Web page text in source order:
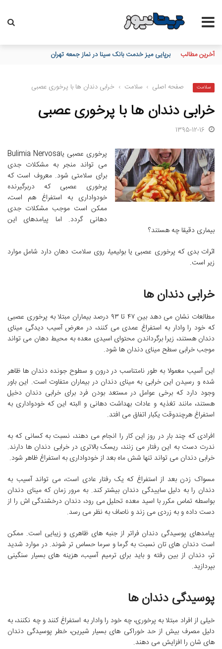
آخرین مطالب تاکید مدیرعامل بانک مسکن بر نقش خبرنگاران در اعتمادسازی و
سلامت صفحه اصلی › سلامت › خرابی دندان ها با پرخوری عصبی
خرابی دندان ها با پرخوری عصبی
1395-12-16
پرخوری عصبی یاBulimia Nervosa
می تواند منجر به مشکلات جدی
برای سلامتی شود. معروف است که
پرخوری عصبی که دربرگیرنده
خودواداری به استفراغ هم است،
ممکن است موجب مشکلات جدی
دهانی گردد. اما پیامدهای این
بیماری دقیقا چه هستند؟
اثرات بدی که پرخوری عصبی یا بولیمیا، روی سلامت دهان دارد شامل موارد
زیر است.
خرابی دندان ها
مطالعات نشان می دهد بین ۴۷ تا ۹۳ درصد بیماران مبتلا به پرخوری عصبی
که خود را وادار به استفراغ عمدی می کنند، در معرض آسیب دیدگی مینای
دندان هستند، زیرا برگرداندن محتوای اسیدی معده به محیط دهان می تواند
موجب خرابی سطح مینای دندان ها شود.
این آسیب معمولا به طور نامتناسب در درون و سطوح جونده دندان ها ظاهر
شده و رسیدن این خرابی به مینای دندان در بیماران متفاوت است. این باور
وجود دارد که برخی عوامل در مستعد بودن فرد برای خرابی دندان دخیل
هستند، مانند تغذیه و عادات بهداشت دهانی و البته این که خودواداری به
استفراغ هرچندوقت یکبار اتفاق می افتد.
افرادی که چند بار در روز این کار را انجام می دهند، نسبت به کسانی که به
ندرت دست به این رفتار می زنند، ریسک بالاتری در خرابی دندان ها دارند.
خرابی دندان می تواند تنها شش ماه بعد از خودواداری به استفراغ ظاهر شود.
مسواک زدن بعد از استفراغ که یک رفتار عادی است، می تواند آسیب به
دندان را به دلیل ساییدگی دندان بیشتر کند. به مرور زمان که مینای دندان
بواسطه تماس مکرر با اسید معده تحلیل می رود، دندان درخشندگی اش را از
دست داده و به زردی می زند و ناصاف به نظر می رسد.
پیامدهای پوسیدگی دندان فراتر از جنبه های ظاهری و زیبایی است. ممکن
است دندان های تان نسبت به گرما و سرما حساس تر شوند. در موارد شدید
تر، دندان از بین رفته و باید برای ترمیم آسیب، هزینه های بسیار سنگینی
بپردازید.
پوسیدگی دندان ها
خیلی از افراد مبتلا به پرخوری، چه خود را وادار به استفراغ کنند و چه نکنند، به
دلیل مصرف بیش از حد خوراکی های بسیار شیرین، خطر پوسیدگی دندان
های شان را افزایش می دهند.